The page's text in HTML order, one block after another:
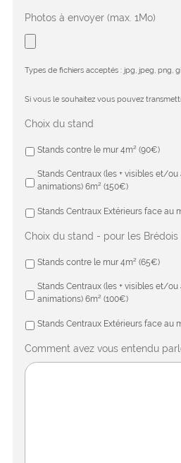
Photos à envoyer (max. 1Mo)
Types de fichiers acceptés : jpg, jpeg, png,
Si vous le souhaitez vous pouvez
Choix du stand
Stands contre le mur 4m² (90€)
Stands Centraux (les + visibles et/
animations) 6m² (150€)
Stands Centraux Extérieurs face au
Choix du stand - pour les Brédois
Stands contre le mur 4m² (65€)
Stands Centraux (les + visibles et/
animations) 6m² (100€)
Stands Centraux Extérieurs face au
Comment avez vous entendu